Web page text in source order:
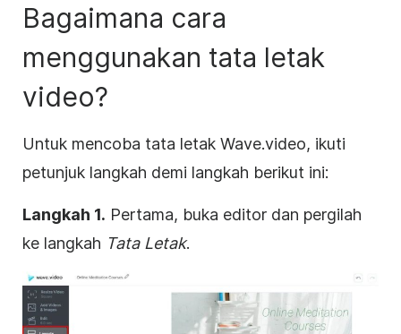
Bagaimana cara
menggunakan tata letak
video?
Untuk mencoba tata letak Wave.video, ikuti
petunjuk langkah demi langkah berikut ini:
Langkah 1. Pertama, buka editor dan pergilah
ke langkah Tata Letak.